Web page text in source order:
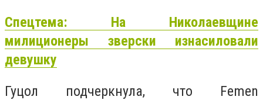
Спецтема: На Николаевщине
милиционеры зверски изнасиловали
девушку
Гуцол подчеркнула, что Femen